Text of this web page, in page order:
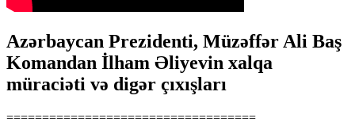
Azərbaycan Prezidenti, Müzəffər Ali Baş
Komandan İlham Əliyevin xalqa
müraciəti və digər çıxışları
===================================